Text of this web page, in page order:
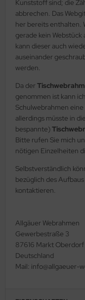
Kunststoff sind; die
abbrechen. Das
her bereits enthalten.
gerade kein Webstück
kann dieser auch
auseinander
werden.
Da der
genommen ist kann
Schulwebrahmen
allerdings müsste in
bespannte)
Bitte rufen Sie mich
nötigen Einzelheiten
Selbstverständlich
bezüglich des
kontaktieren.
Allgäuer Webrahmen
Gewerbestraße 3
87616 Markt Oberdorf
Deutschland
Mail: info@allgaeuer-